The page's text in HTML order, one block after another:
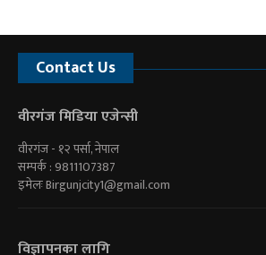
Contact Us
वीरगंज मिडिया एजेन्सी
वीरगंज - १२ पर्सा, नेपाल
सम्पर्क : 9811107387
इमेलःBirgunjcity1@gmail.com
विज्ञापनका लागि